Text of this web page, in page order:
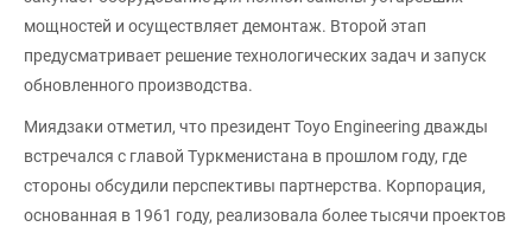
мощностей и осуществляет демонтаж. Второй этап
предусматривает решение технологических задач и запуск
обновленного производства.
Миядзаки отметил, что президент Toyo Engineering дважды
встречался с главой Туркменистана в прошлом году, где
стороны обсудили перспективы партнерства. Корпорация,
основанная в 1961 году, реализовала более тысячи проектов